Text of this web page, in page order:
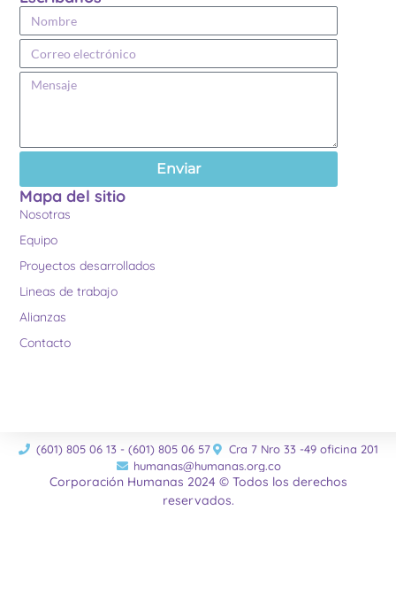
Enviar
Mapa del sitio
Nosotras
Equipo
Proyectos desarrollados
Lineas de trabajo
Alianzas
Contacto
(601) 805 06 13 - (601) 805 06 57
Cra 7 Nro 33 -49 oficina 201
humanas@humanas.org.co
Corporación Humanas 2024 © Todos los derechos
reservados.